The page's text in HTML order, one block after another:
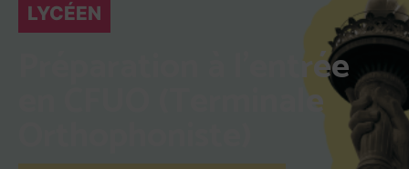
LYCÉEN
Préparation à l’entrée
en CFUO (Terminale